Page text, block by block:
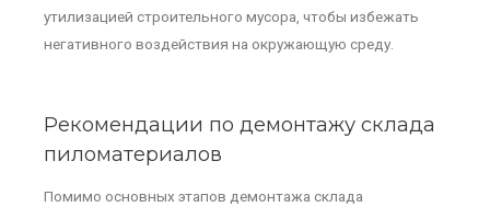
утилизацией строительного мусора, чтобы избежать
негативного воздействия на окружающую среду.
Рекомендации по демонтажу склада
пиломатериалов
Помимо основных этапов демонтажа склада